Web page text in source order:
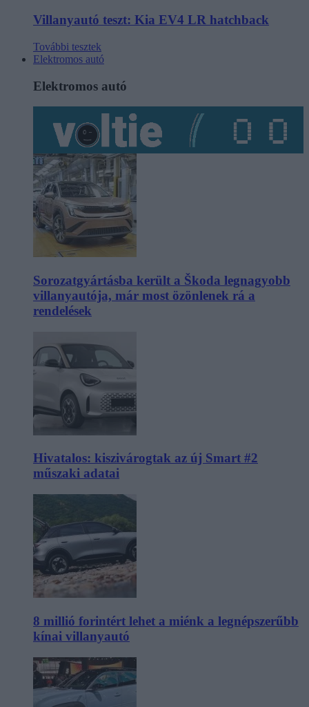
Villanyautó teszt: Kia EV4 LR hatchback
További tesztek
Elektromos autó
Elektromos autó
Sorozatgyártásba került a Škoda legnagyobb
villanyautója, már most özönlenek rá a
rendelések
Hivatalos: kiszivárogtak az új Smart #2
műszaki adatai
8 millió forintért lehet a miénk a legnépszerűbb
kínai villanyautó